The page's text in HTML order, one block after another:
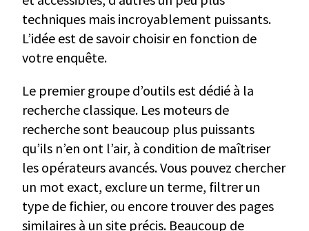
techniques mais incroyablement puissants.
L’idée est de savoir choisir en fonction de
votre enquête.
Le premier groupe d’outils est dédié à la
recherche classique. Les moteurs de
recherche sont beaucoup plus puissants
qu’ils n’en ont l’air, à condition de maîtriser
les opérateurs avancés. Vous pouvez chercher
un mot exact, exclure un terme, filtrer un
type de fichier, ou encore trouver des pages
similaires à un site précis. Beaucoup de